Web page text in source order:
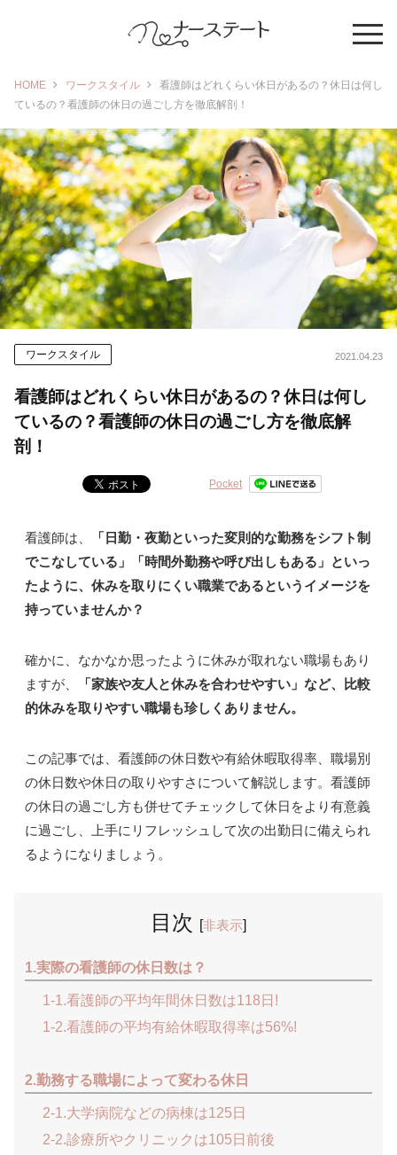
HOME ワークスタイル
看護師はどれくらい休日があるの？休日は何し
ているの？看護師の休日の過ごし方を徹底解剖！
ワークスタイル 2021.04.23
看護師はどれくらい休日があるの？休日は何し
ているの？看護師の休日の過ごし方を徹底解
剖！
Pocket
看護師は、
「日勤・夜勤といった変則的な勤務をシフト制
でこなしている」「時間外勤務や呼び出しもある」といっ
たように、休みを取りにくい職業であるというイメージを
持っていませんか？
確かに、なかなか思ったように休みが取れない職場もあり
ますが、
「家族や友人と休みを合わせやすい」など、比較
的休みを取りやすい職場も珍しくありません。
この記事では、看護師の休日数や有給休暇取得率、職場別
の休日数や休日の取りやすさについて解説します。看護師
の休日の過ごし方も併せてチェックして休日をより有意義
に過ごし、上手にリフレッシュして次の出勤日に備えられ
るようになりましょう。
目次 [非表示]
1.実際の看護師の休日数は？
1-1.看護師の平均年間休日数は118日!
1-2.看護師の平均有給休暇取得率は56%!
2.勤務する職場によって変わる休日
2-1.大学病院などの病棟は125日
2-2.診療所やクリニックは105日前後